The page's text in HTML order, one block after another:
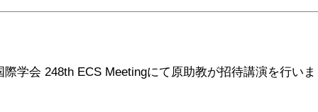
学会 248th ECS Meetingにて原助教が招待講演を行い